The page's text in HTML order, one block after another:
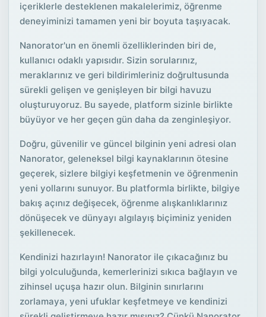
içeriklerle desteklenen makalelerimiz, öğrenme
deneyiminizi tamamen yeni bir boyuta taşıyacak.
Nanorator'un en önemli özelliklerinden biri de,
kullanıcı odaklı yapısıdır. Sizin sorularınız,
meraklarınız ve geri bildirimleriniz doğrultusunda
sürekli gelişen ve genişleyen bir bilgi havuzu
oluşturuyoruz. Bu sayede, platform sizinle birlikte
büyüyor ve her geçen gün daha da zenginleşiyor.
Doğru, güvenilir ve güncel bilginin yeni adresi olan
Nanorator, geleneksel bilgi kaynaklarının ötesine
geçerek, sizlere bilgiyi keşfetmenin ve öğrenmenin
yeni yollarını sunuyor. Bu platformla birlikte, bilgiye
bakış açınız değişecek, öğrenme alışkanlıklarınız
dönüşecek ve dünyayı algılayış biçiminiz yeniden
şekillenecek.
Kendinizi hazırlayın! Nanorator ile çıkacağınız bu
bilgi yolculuğunda, kemerlerinizi sıkıca bağlayın ve
zihinsel uçuşa hazır olun. Bilginin sınırlarını
zorlamaya, yeni ufuklar keşfetmeye ve kendinizi